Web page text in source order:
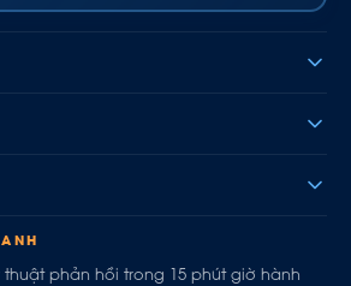
phản hồi trong 15 phút giờ hành